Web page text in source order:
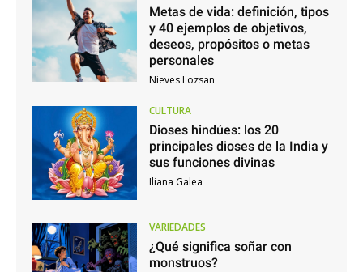
Metas de vida: definición, tipos
y 40 ejemplos de objetivos,
deseos, propósitos o metas
personales
Nieves Lozsan
CULTURA
Dioses hindúes: los 20
principales dioses de la India y
sus funciones divinas
Iliana Galea
VARIEDADES
¿Qué significa soñar con
monstruos?